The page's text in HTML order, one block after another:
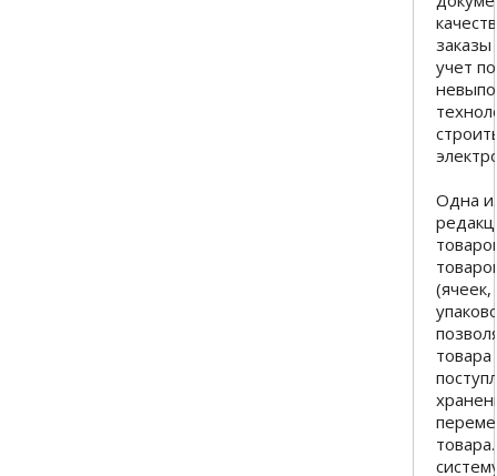
учет
Одна